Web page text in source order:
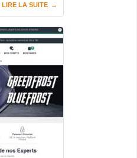
LIRE LA SUITE